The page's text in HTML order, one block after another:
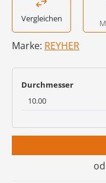
Vergleichen
Marke: REYHER
Durchmesser